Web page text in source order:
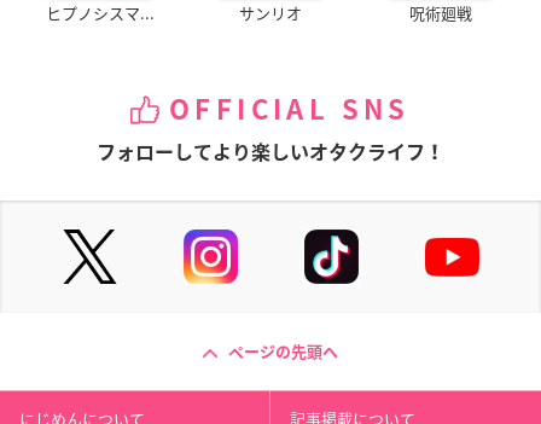
ヒプノシスマ... サンリオ 呪術廻戦
OFFICIAL SNS
フォローしてより楽しいオタクライフ！
ページの先頭へ
にじめんについて 記事掲載について